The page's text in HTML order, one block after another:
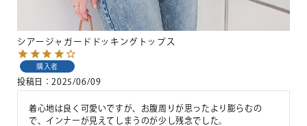
シアージャガードドッキングトップス
購入者
投稿日 2025/06/09
着心地は良く可愛いですが、お腹周りが思ったより膨らむの
で、インナーが見えてしまうのが少し残念でした。